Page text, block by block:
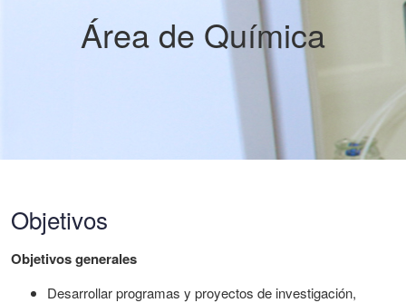
Área de Química
Objetivos
Objetivos generales
Desarrollar programas y proyectos de investigación,